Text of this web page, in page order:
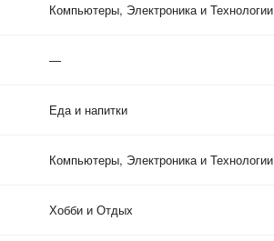
Компьютеры, Электроника и Технологии
—
Еда и напитки
Компьютеры, Электроника и Технологии
Хобби и Отдых